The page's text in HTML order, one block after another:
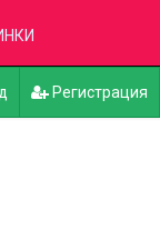
Регистрация